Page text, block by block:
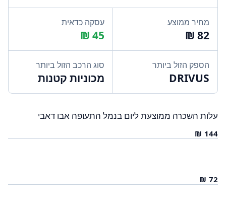
מחיר ממוצע עסקה כדאית
הספק הזול ביותר
DRIVUS
סוג הרכב הזול ביותר
מכוניות קטנות
עלות השכרה ממוצעת ליום בנמל התעופה אבו דאבי